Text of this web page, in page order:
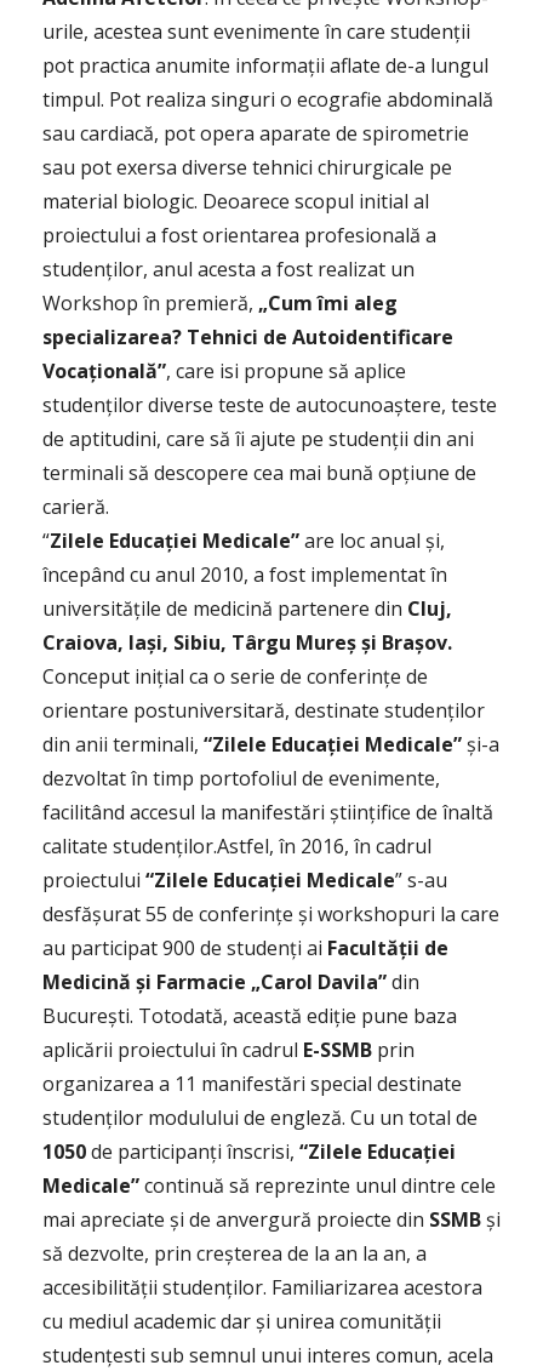
urile, acestea sunt evenimente în care studenţii
pot practica anumite informaţii aflate de-a lungul
timpul. Pot realiza singuri o ecografie abdominală
sau cardiacă, pot opera aparate de spirometrie
sau pot exersa diverse tehnici chirurgicale pe
material biologic. Deoarece scopul initial al
proiectului a fost orientarea profesională a
studenţilor, anul acesta a fost realizat un
Workshop în premieră, „Cum îmi aleg
specializarea? Tehnici de Autoidentificare
Vocaţională”, care isi propune să aplice
studenţilor diverse teste de autocunoaştere, teste
de aptitudini, care să îi ajute pe studenţii din ani
terminali să descopere cea mai bună opţiune de
carieră.
“Zilele Educaţiei Medicale”are loc anual și,
începând cu anul 2010, a fost implementat în
universitățile de medicină partenere din Cluj,
Craiova, Iași, Sibiu, Târgu Mureș și Brașov.
Conceput inițial ca o serie de conferințe de
orientare postuniversitară, destinate studenților
din anii terminali, “Zilele Educației Medicale”și-a
dezvoltat în timp portofoliul de evenimente,
facilitând accesul la manifestări științifice de înaltă
calitate studenților.Astfel, în 2016, în cadrul
proiectului “Zilele Educației Medicale” s-au
desfășurat 55 de conferințe și workshopuri la care
au participat 900 de studenți ai Facultății de
Medicină şi Farmacie „Carol Davila”din
Bucureşti. Totodată, această ediție pune baza
aplicării proiectului în cadrul E-SSMB prin
organizarea a 11 manifestări special destinate
studenților modulului de engleză. Cu un total de
1050de participanți înscrisi, “Zilele Educației
Medicale”continuă să reprezinte unul dintre cele
mai apreciate și de anvergură proiecte din SSMBşi
să dezvolte, prin creşterea de la an la an, a
accesibilităţii studenţilor. Familiarizarea acestora
cu mediul academic dar și unirea comunității
studențesti sub semnul unui interes comun, acela